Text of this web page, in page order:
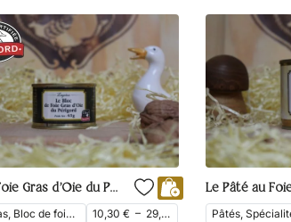
Bloc de Foie Gras d’Oie du Périgord
Foies Gras, Bloc de foie gras, Foie Gras d'Oie 10,30€ – 29,20